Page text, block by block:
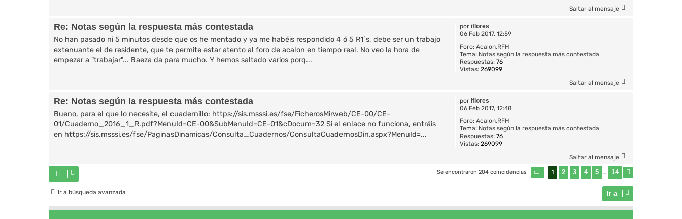
Saltar al mensaje
poriflores
06 Feb 2017, 12:59
Foro:Acalon.RFH
Tema: Notas según la respuesta más contestada
Respuestas:76
Vistas:269099
Re: Notas según la respuesta más contestada
No han pasado ni 5 minutos desde que os he mentado y ya me habéis respondido 4 ó 5 R1´s, debe ser un trabajo
extenuante el de residente, que te permite estar atento al foro de acalon en tiempo real. No veo la hora de
empezar a "trabajar"... Baeza da para mucho. Y hemos saltado varios porq...
Saltar al mensaje
poriflores
06 Feb 2017, 12:48
Foro:Acalon.RFH
Tema: Notas según la respuesta más contestada
Respuestas:76
Vistas:269099
Re: Notas según la respuesta más contestada
Bueno, para el que lo necesite, el cuadernillo: https://sis.msssi.es/fse/FicherosMirweb/CE-00/CE-
01/Cuaderno_2016_1_R.pdf?MenuId=CE-00&SubMenuId=CE-01&cDocum=32 Si el enlace no funciona, entráis
en https://sis.msssi.es/fse/PaginasDinamicas/Consulta_Cuadernos/ConsultaCuadernosDin.aspx?MenuId=...
Saltar al mensaje
Se encontraron 204 coincidencias Página de 14
1 2 3 4 5 … 14
Ir a búsqueda avanzada Ir a